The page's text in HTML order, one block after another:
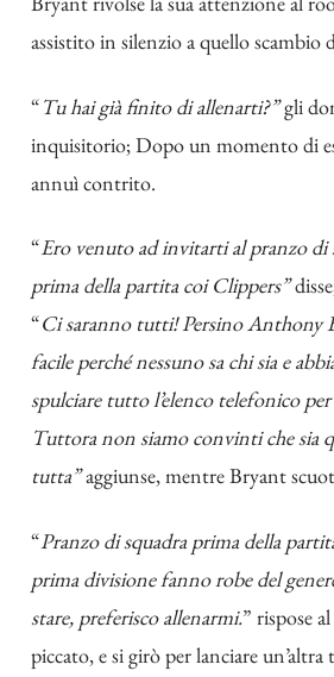
assistito in silenzio a quello scambio
“Tu hai già finito di allenarti?”gli
inquisitorio; Dopo un momento di
annuì contrito.
“Ero venuto ad invitarti al pranzo di
prima della partita coi Clippers”
“Ci saranno tutti! Persino Anthony
facile perché nessuno sa chi sia e
spulciare tutto l’elenco telefonico
Tuttora non siamo convinti che sia
tutta”aggiunse, mentre Bryant
“Pranzo di squadra prima della
prima divisione fanno robe del
stare, preferisco allenarmi.” rispose
piccato, e si girò per lanciare